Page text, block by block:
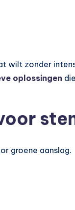
wilt zonder
oplossingen
groene aanslag.